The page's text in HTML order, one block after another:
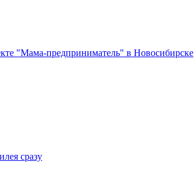
"Мама-предприниматель" в Новосибирске
сразу